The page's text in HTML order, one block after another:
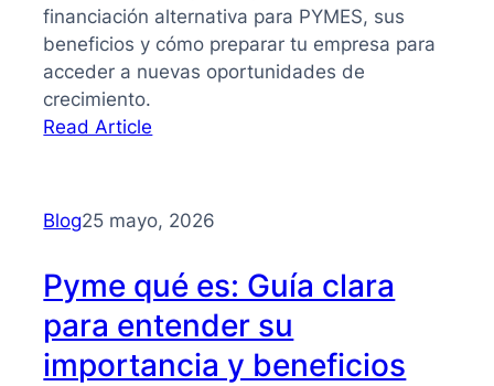
financiación alternativa para PYMES, sus
beneficios y cómo preparar tu empresa para
acceder a nuevas oportunidades de
crecimiento.
Read Article
para
PYMES
Blog25 mayo, 2026
Pyme qué es: Guía clara
para entender su
importancia y beneficios